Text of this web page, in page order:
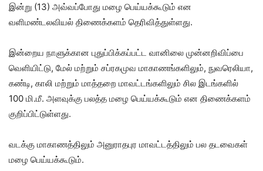
இன்று (13) அவ்வப்போது மழை பெய்யக்கூடும் என
வளிமண்டலவியல் திணைக்களம் தெரிவித்துள்ளது.
இன்றைய நாளுக்கான புதுப்பிக்கப்பட்ட வானிலை முன்னறிவிப்பை
வெளியிட்டு, மேல் மற்றும் சப்ரகமுவ மாகாணங்களிலும், நுவரெலியா,
கண்டி, காலி மற்றும் மாத்தறை மாவட்டங்களிலும் சில இடங்களில்
100 மி.மீ. அளவுக்கு பலத்த மழை பெய்யக்கூடும் என திணைக்களம்
குறிப்பிட்டுள்ளது.
வடக்கு மாகாணத்திலும் அனுராதபுர மாவட்டத்திலும் பல தடவைகள்
மழை பெய்யக்கூடும்.